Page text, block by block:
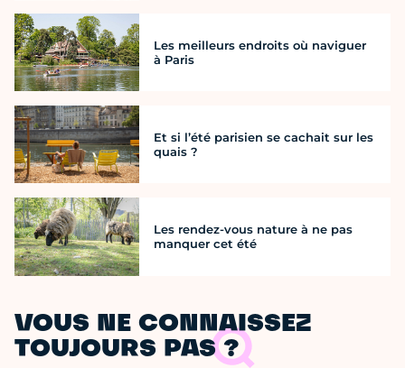
Les meilleurs endroits où naviguer
à Paris
Et si l’été parisien se cachait sur les
quais ?
Les rendez-vous nature à ne pas
manquer cet été
VOUS NE CONNAISSEZ
TOUJOURS PAS ?